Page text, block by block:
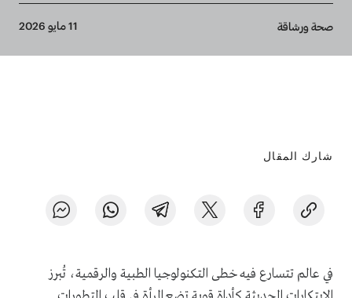
Breadcrumb
صحة ورشاقة 11 مايو 2026
شارك المقال
في عالم تتسارع فيه خطى التكنولوجيا الطبية والرقمية، تُبرز